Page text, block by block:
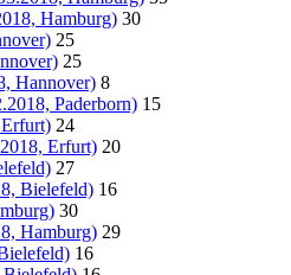
Hamburg) 30
25
25
Hannover) 8
Paderborn) 15
24
Erfurt) 20
27
Bielefeld) 16
30
Hamburg) 29
16